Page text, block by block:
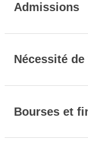
Admissions
Nécessité de
Bourses et